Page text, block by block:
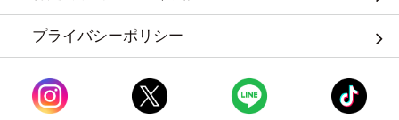
プライバシーポリシー